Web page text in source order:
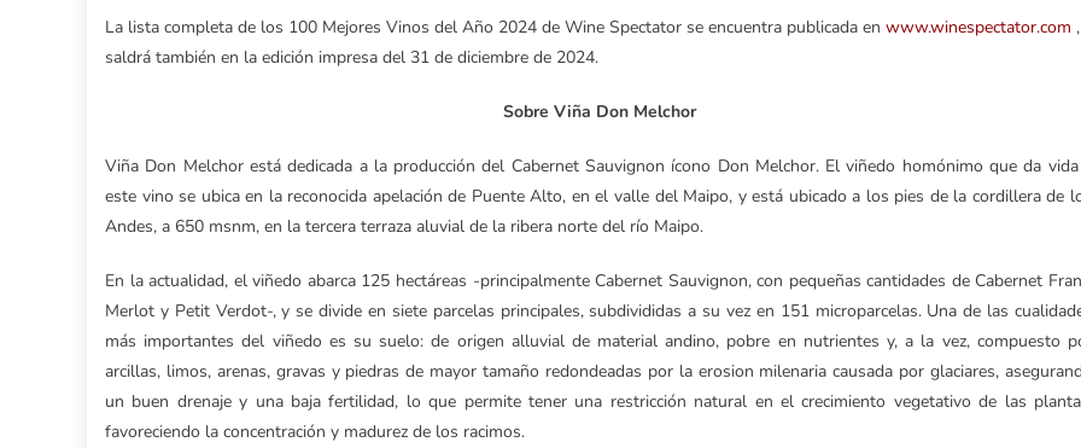
La lista completa de los 100 Mejores Vinos del Año 2024 de Wine Spectator se encuentra publicada en www.winespectator.com
saldrá también en la edición impresa del 31 de diciembre de 2024.
Sobre Viña Don Melchor
Viña Don Melchor está dedicada a la producción del Cabernet Sauvignon ícono Don Melchor. El viñedo homónimo que da
este vino se ubica en la reconocida apelación de Puente Alto, en el valle del Maipo, y está ubicado a los pies de la cordillera de
Andes, a 650 msnm, en la tercera terraza aluvial de la ribera norte del río Maipo.
En la actualidad, el viñedo abarca 125 hectáreas -principalmente Cabernet Sauvignon, con pequeñas cantidades de Cabernet
Merlot y Petit Verdot-, y se divide en siete parcelas principales, subdivididas a su vez en 151 microparcelas. Una de las
más importantes del viñedo es su suelo: de origen alluvial de material andino, pobre en nutrientes y, a la vez, compuesto
arcillas, limos, arenas, gravas y piedras de mayor tamaño redondeadas por la erosion milenaria causada por glaciares,
un buen drenaje y una baja fertilidad, lo que permite tener una restricción natural en el crecimiento vegetativo de las
favoreciendo la concentración y madurez de los racimos.